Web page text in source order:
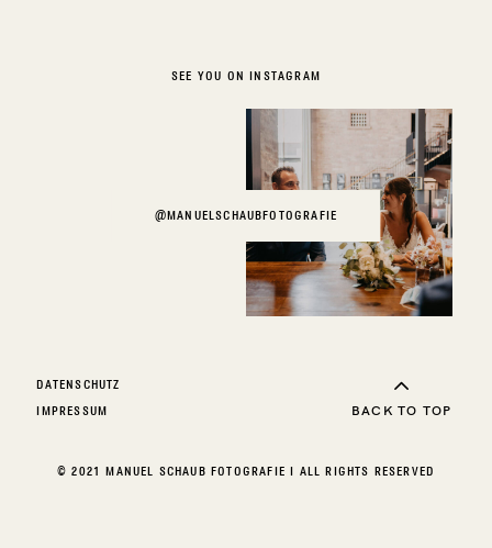
SEE YOU ON INSTAGRAM
@MANUELSCHAUBFOTOGRAFIE
BACK TO TOP
DATENSCHUTZ
IMPRESSUM
© 2021 MANUEL SCHAUB FOTOGRAFIE I ALL RIGHTS RESERVED